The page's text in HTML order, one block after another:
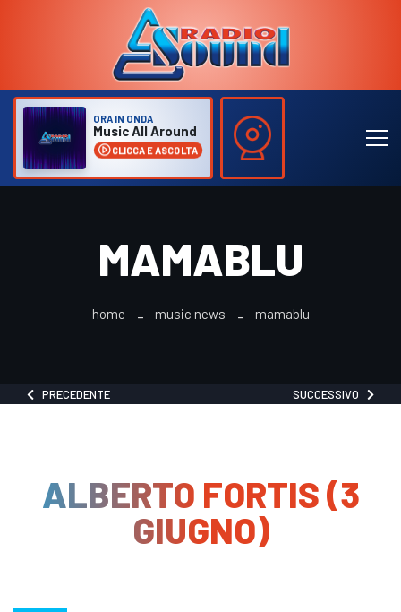
ORA IN ONDA
Music All Around
CLICCA E ASCOLTA
MAMABLU
home music news mamablu
PRECEDENTE SUCCESSIVO
ALBERTO FORTIS (3
GIUGNO)